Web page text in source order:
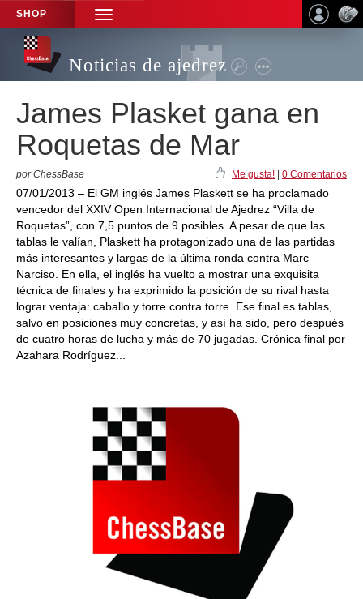
SHOP
TOGGLE
NAVIGATION
Noticias de ajedrez
James Plasket gana en
Roquetas de Mar
por ChessBase Me gusta! 0 Comentarios
07/01/2013 – El GM inglés James Plaskett se ha proclamado
vencedor del XXIV Open Internacional de Ajedrez “Villa de
Roquetas”, con 7,5 puntos de 9 posibles. A pesar de que las
tablas le valían, Plaskett ha protagonizado una de las partidas
más interesantes y largas de la última ronda contra Marc
Narciso. En ella, el inglés ha vuelto a mostrar una exquisita
técnica de finales y ha exprimido la posición de su rival hasta
lograr ventaja: caballo y torre contra torre. Ese final es tablas,
salvo en posiciones muy concretas, y así ha sido, pero después
de cuatro horas de lucha y más de 70 jugadas. Crónica final por
Azahara Rodríguez...